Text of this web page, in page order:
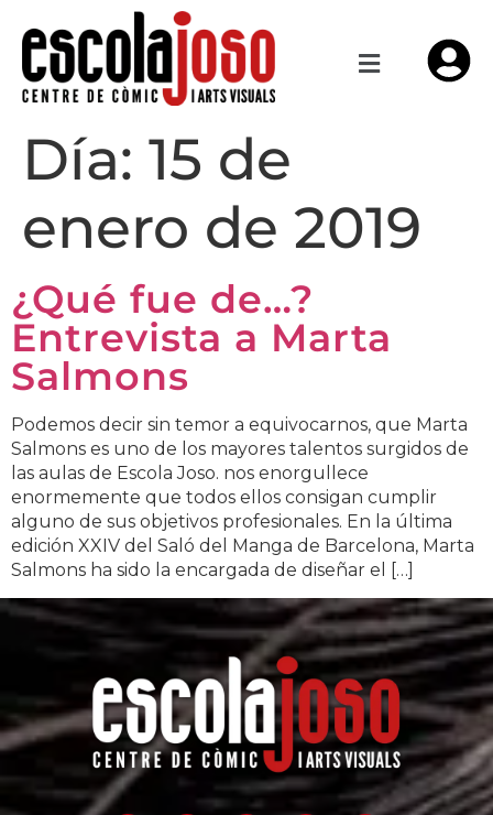
Día: 15 de
enero de 2019
¿Qué fue de…?
Entrevista a Marta
Salmons
Podemos decir sin temor a equivocarnos, que Marta
Salmons es uno de los mayores talentos surgidos de
las aulas de Escola Joso. nos enorgullece
enormemente que todos ellos consigan cumplir
alguno de sus objetivos profesionales. En la última
edición XXIV del Saló del Manga de Barcelona, Marta
Salmons ha sido la encargada de diseñar el […]